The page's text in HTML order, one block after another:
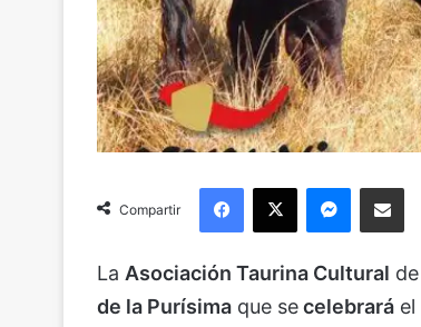
Compartir
La Asociación Taurina Cultural de
de la Purísima que secelebrará el